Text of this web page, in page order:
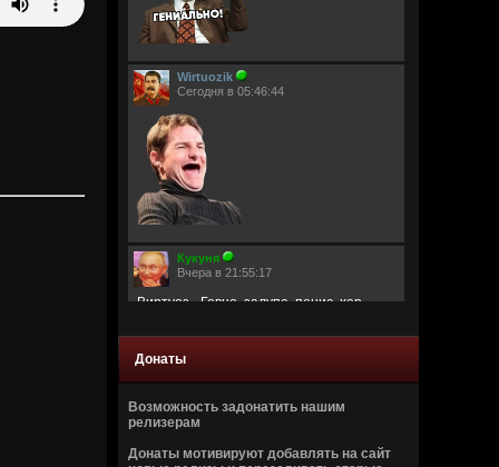
Wirtuozik
Сегодня в 05:46:44
Кукуня
Вчера в 21:55:17
Виртуоз - Говно, залупа, пенис, хер,
Головка, шлюха, жопа, член, еблан,
петух… мудила
Рукоблуд, ссанина, очко, блядун, вагина
Сука, ебланище, влагалище, пердун,
дрочила
Пидор, пизда, туз, малафья
Анус, вагина, путана, педрила
Донаты
Возможность задонатить нашим
релизерам
Донаты мотивируют добавлять на сайт